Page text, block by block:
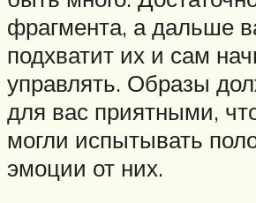
фрагмента, а дальше
подхватит их и сам
управлять. Образы
для вас приятными,
могли испытывать
эмоции от них.